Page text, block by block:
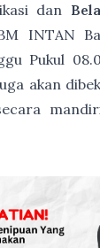
dan
INTAN
Pukul
akan